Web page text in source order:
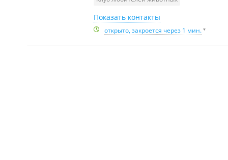
Показать контакты
открыто, закроется через 1 мин.